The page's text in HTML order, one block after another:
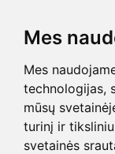
Mes
Mes
technologijas,
mūsų
turinį ir
svetainės